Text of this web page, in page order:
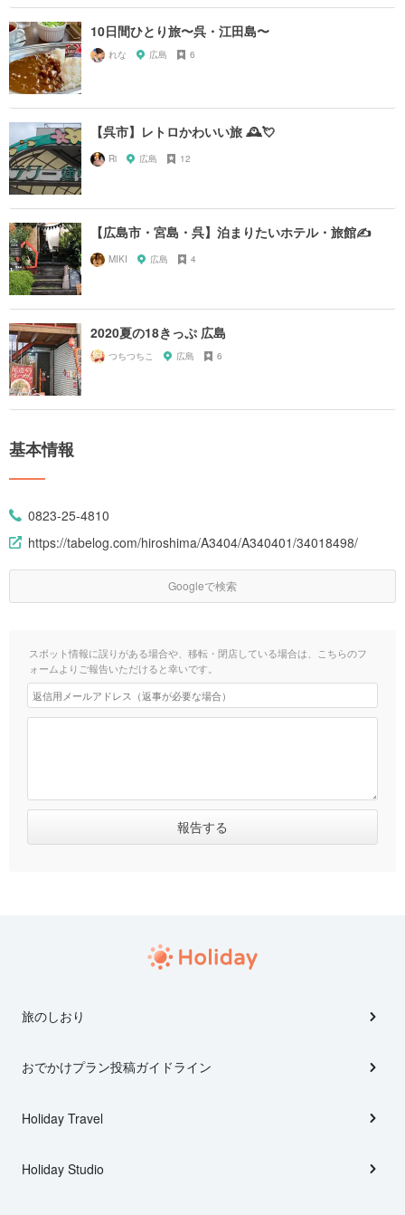
10日間ひとり旅〜呉・江田島〜
れな 広島 6
【呉市】レトロかわいい旅 🕰💘
Ri 広島 12
【広島市・宮島・呉】泊まりたいホテル・旅館✍️
MIKI 広島 4
2020夏の18きっぷ 広島
つちつちこ 広島 6
基本情報
0823-25-4810
https://tabelog.com/hiroshima/A3404/A340401/34018498/
Googleで検索
スポット情報に誤りがある場合や、移転・閉店している場合は、こちらのフ
ォームよりご報告いただけると幸いです。
旅のしおり
おでかけプラン投稿ガイドライン
Holiday Travel
Holiday Studio